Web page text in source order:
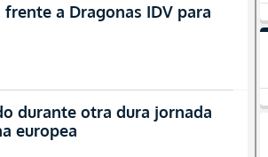
a Dragonas IDV para
durante otra dura jornada
europea